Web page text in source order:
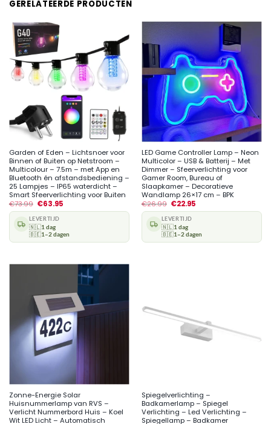
GERELATEERDE PRODUCTEN
Garden of Eden – Lichtsnoer voor
Binnen of Buiten op Netstroom –
Multicolour – 7.5m – met App en
Bluetooth én afstandsbediening –
25 Lampjes – IP65 waterdicht –
Smart Sfeerverlichting voor Buiten
€73.99 €63.95
LEVERTIJD
🇳🇱1 dag
🇧🇪1–2 dagen
LED Game Controller Lamp – Neon
Multicolor – USB & Batterij – Met
Dimmer – Sfeerverlichting voor
Gamer Room, Bureau of
Slaapkamer – Decoratieve
Wandlamp 26×17 cm – BPK
€26.99 €22.95
LEVERTIJD
🇳🇱1 dag
🇧🇪1–2 dagen
Zonne-Energie Solar
Huisnummerlamp van RVS –
Verlicht Nummerbord Huis – Koel
Wit LED Licht – Automatisch
Spiegelverlichting –
Badkamerlamp – Spiegel
Verlichting – Led Verlichting –
Spiegellamp – Badkamer